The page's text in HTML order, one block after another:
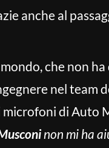
anche al
che non
nel team
microfoni di Auto
non mi ha